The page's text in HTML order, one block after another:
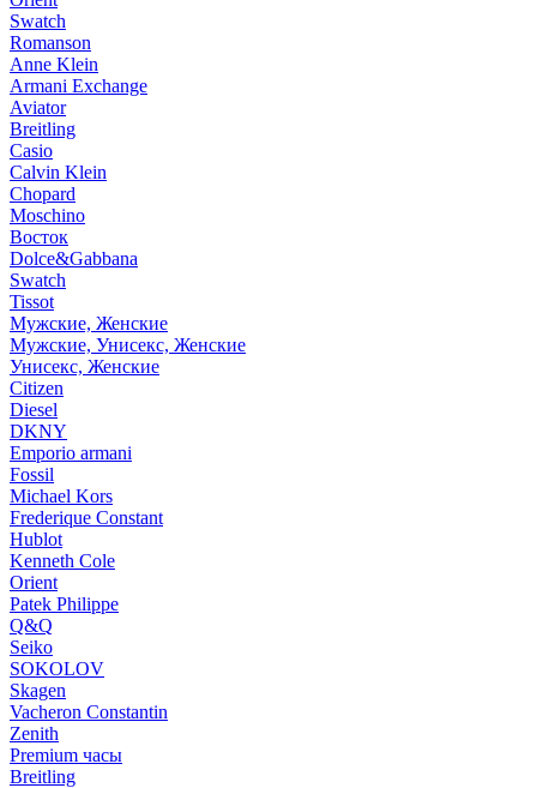
Swatch
Romanson
Anne Klein
Armani Exchange
Aviator
Breitling
Casio
Calvin Klein
Chopard
Moschino
Восток
Dolce&Gabbana
Swatch
Tissot
Мужские, Женские
Мужские, Унисекс, Женские
Унисекс, Женские
Citizen
Diesel
DKNY
Emporio armani
Fossil
Michael Kors
Frederique Constant
Hublot
Kenneth Cole
Orient
Patek Philippe
Q&Q
Seiko
SOKOLOV
Skagen
Vacheron Constantin
Zenith
Premium часы
Breitling